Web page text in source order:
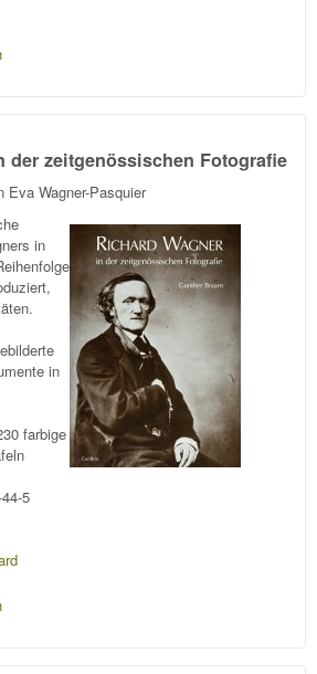
der zeitgenössischen Fotografie
Eva Wagner-Pasquier
in
in
farbige
5